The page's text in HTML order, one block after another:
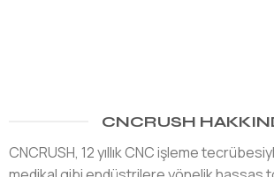
CNCRUSH
CNCRUSH, 12 yıllık CNC işleme